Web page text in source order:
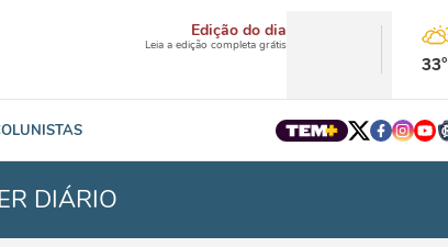
Edição do dia
Leia a edição completa grátis
33°
DIÁRIO